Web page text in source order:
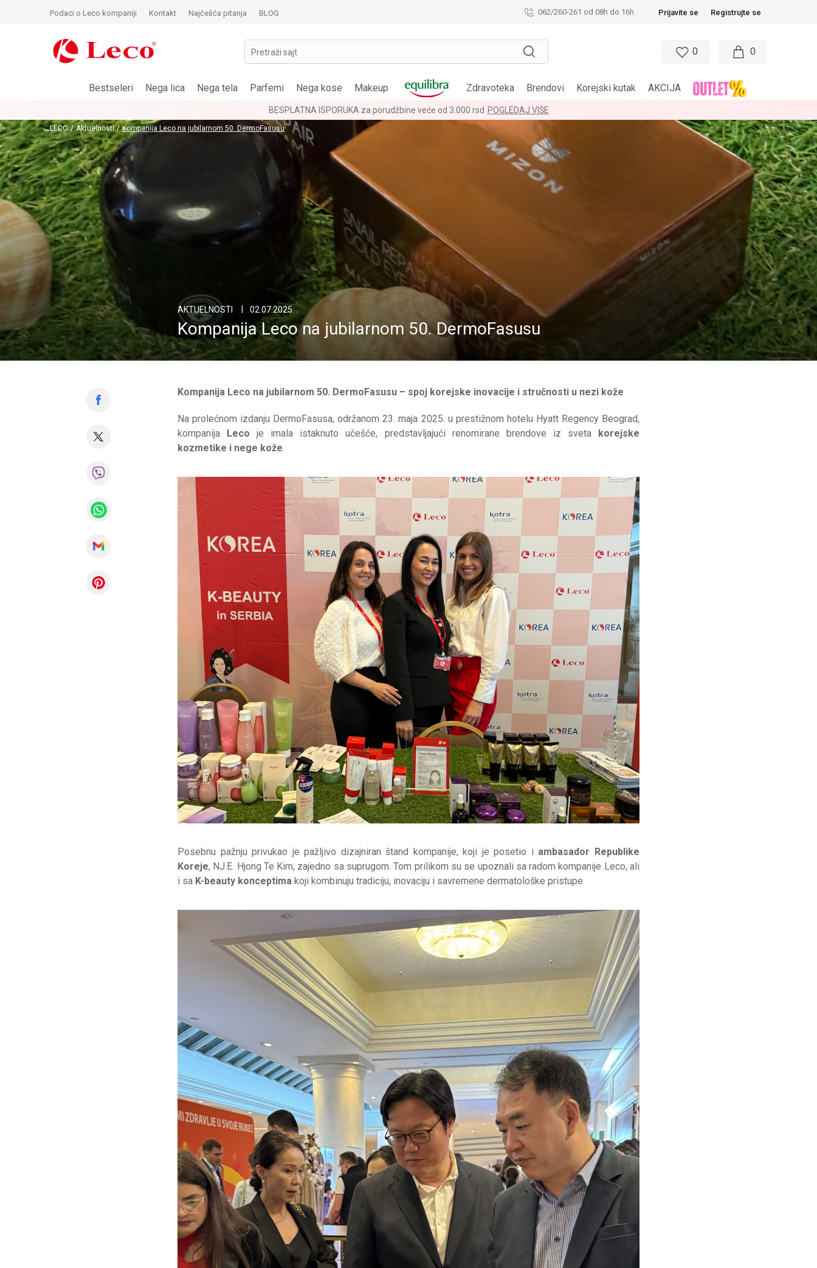
Podaci o Leco kompaniji Kontakt Najčešća pitanja BLOG Prijavite se Registrujte se
062/260-261 od 08h do 16h
Pretraži sajt 0
0
Bestseleri Nega lica Nega tela Parfemi Nega kose Makeup Zdravoteka Brendovi Korejski kutak AKCIJA
LOYALTY PROGRAM POGLEDAJ VIŠE
LECO Aktuelnosti Kompanija Leco na jubilarnom 50. DermoFasusu
AKTUELNOSTI 02.07.2025.
Kompanija Leco na jubilarnom 50. DermoFasusu
Kompanija Leco na jubilarnom 50. DermoFasusu – spoj korejske inovacije i stručnosti u nezi kože
Na prolećnom izdanju DermoFasusa, održanom 23. maja 2025. u prestižnom hotelu Hyatt Regency Beograd,
kompanija Leco je imala istaknuto učešće, predstavljajući renomirane brendove iz sveta korejske
kozmetike i nege kože
Posebnu pažnju privukao je pažljivo dizajniran štand kompanije, koji je posetio i ambasador Republike
Koreje, NJ.E. Hjong Te Kim, zajedno sa suprugom. Tom prilikom su se upoznali sa radom kompanije Leco, ali
i sa K-beauty konceptima koji kombinuju tradiciju, inovaciju i savremene dermatološke pristupe.